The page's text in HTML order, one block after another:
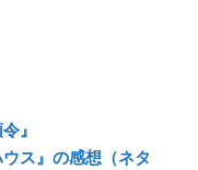
』
ス』の感想（ネタ